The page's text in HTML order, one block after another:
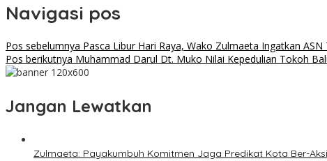
Navigasi pos
Pos sebelumnya Pasca Libur Hari Raya, Wako Zulmaeta Ingatkan
Pos berikutnya Muhammad Darul Dt. Muko Nilai Kepedulian Tokoh
Jangan Lewatkan
Zulmaeta: Payakumbuh Komitmen Jaga Predikat Kota Ber-Aksi